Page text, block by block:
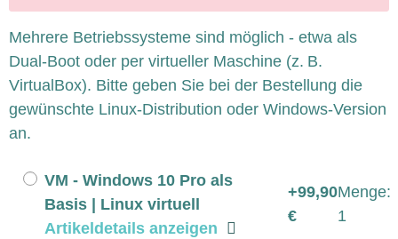
x
Mehrere Betriebssysteme sind möglich - etwa als
Dual-Boot oder per virtueller Maschine (z. B.
VirtualBox). Bitte geben Sie bei der Bestellung die
gewünschte Linux-Distribution oder Windows-Version
an.
VM - Windows 10 Pro als
Basis | Linux virtuell
Artikeldetails anzeigen
+99,90
€
Menge:
1